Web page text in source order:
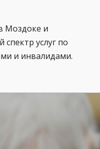
Моздоке и
услуг по
и инвалидами.